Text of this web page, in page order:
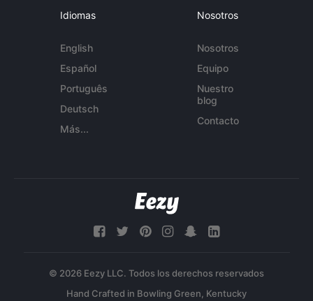
Idiomas
English
Español
Português
Deutsch
Más...
Nosotros
Nosotros
Equipo
Nuestro
blog
Contacto
© 2026 Eezy LLC. Todos los derechos reservados